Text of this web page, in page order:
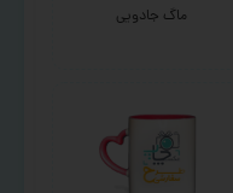
ماگ جادویی